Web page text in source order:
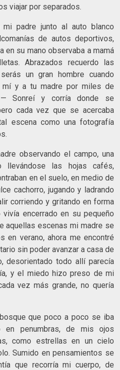
viajar por separados.
padre junto al auto blanco
de autos deportivos,
en su mano observaba a mamá
Abrazados recuerdo las
un gran hombre cuando
y a tu madre por miles de
Sonreí y corría donde se
cada vez que se acercaba
escena como una fotografía
observando el campo, una
llevándose las hojas cafés,
en el suelo, en medio de
cachorro, jugando y ladrando
corriendo y gritando en forma
encerrado en su pequeño
aquellas escenas mi madre se
en verano, ahora me encontré
sin poder avanzar a casa de
desorientado todo allí parecía
y el miedo hizo preso de mi
vez más grande, no quería
que poco a poco se iba
en penumbras, de mis ojos
como estrellas en un cielo
Sumido en pensamientos se
que recorría mi cuerpo, de